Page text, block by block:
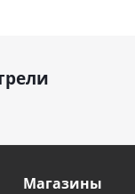
Магазины